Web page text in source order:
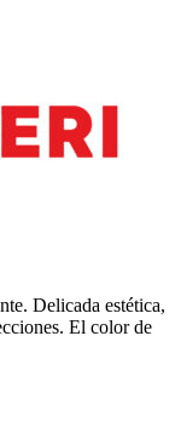
Delicada estética,
El color de